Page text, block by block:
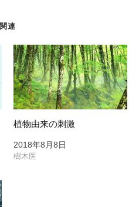
関連
植物由来の刺激
2018年8月8日
樹木医